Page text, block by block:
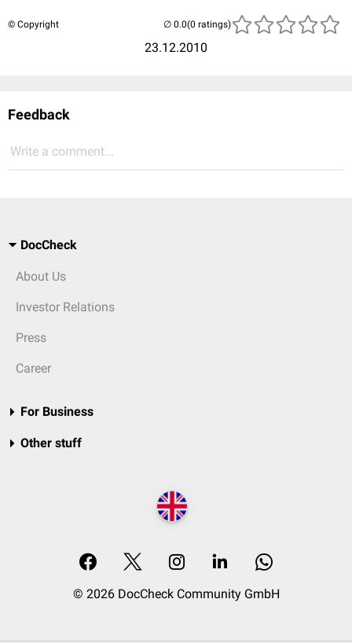
© Copyright
23.12.2010
(0 ratings)
Feedback
Write a comment...
DocCheck
About Us
Investor Relations
Press
Career
For Business
Other stuff
© 2026 DocCheck Community GmbH